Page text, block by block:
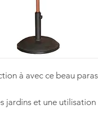
à avec ce beau
jardins et une